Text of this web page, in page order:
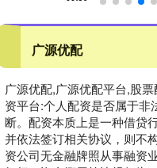
广源优配
广源优配,广源优配平台,股
资平台:个人配资是否属于非
断。配资本质上是一种借贷
并依法签订相关协议，则不
资公司无金融牌照从事融资